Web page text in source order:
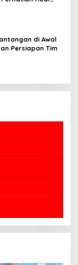
di Awal
Persiapan Tim